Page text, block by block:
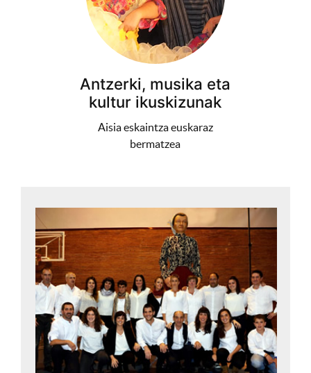
Antzerki, musika eta
kultur ikuskizunak
Aisia eskaintza euskaraz
bermatzea